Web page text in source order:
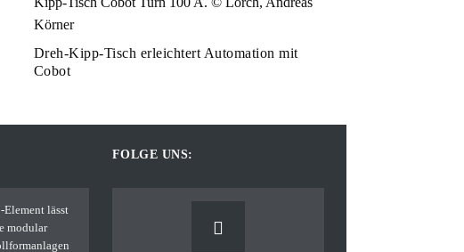
Dreh-Kipp-Tisch erleichtert Automation mit
Cobot
FOLGE UNS: